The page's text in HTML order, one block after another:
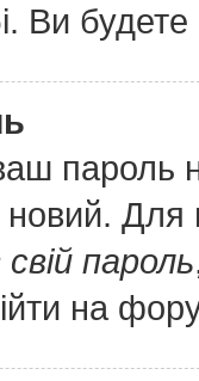
Ви
пароль
Для
пароль
на